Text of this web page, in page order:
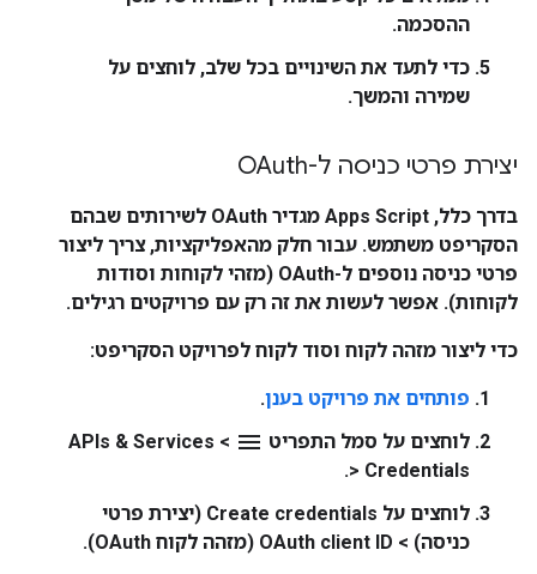
ההסכמה.
כדי לתעד את השינויים בכל שלב, לוחצים על
שמירה והמשך.
יצירת פרטי כניסה ל-OAuth
בדרך כלל, Apps Script מגדיר OAuth לשירותים שבהם
הסקריפט משתמש. עבור חלק מהאפליקציות, צריך ליצור
פרטי כניסה נוספים ל-OAuth (מזהי לקוחות וסודות
לקוחות). אפשר לעשות את זה רק עם פרויקטים רגילים.
כדי ליצור מזהה לקוח וסוד לקוח לפרויקט הסקריפט:
פותחים את פרויקט בענן.
לוחצים על סמל התפריט menu
>
APIs & Services
> Credentials
.
לוחצים על Create credentials (יצירת פרטי
כניסה) >
OAuth client ID (מזהה לקוח OAuth).